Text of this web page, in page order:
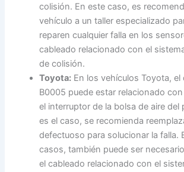
colisión. En este caso, es
vehículo a un taller especializado
reparen cualquier falla en los
cableado relacionado con el
de colisión.
Toyota: En los vehículos Toyota, el
B0005 puede estar relacionado
el interruptor de la bolsa de aire del
es el caso, se recomienda
defectuoso para solucionar la falla.
casos, también puede ser
el cableado relacionado con el